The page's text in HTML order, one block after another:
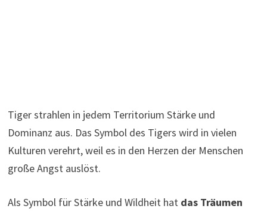
Tiger strahlen in jedem Territorium Stärke und
Dominanz aus. Das Symbol des Tigers wird in vielen
Kulturen verehrt, weil es in den Herzen der Menschen
große Angst auslöst.
Als Symbol für Stärke und Wildheit hat das Träumen